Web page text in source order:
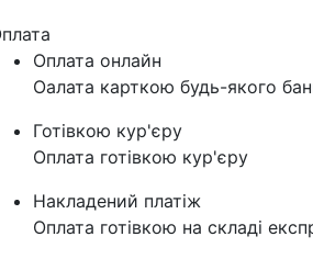
Оплата онлайн
Оалата карткою будь-якого
Готівкою кур'єру
Оплата готівкою кур'єру
Накладений платіж
Оплата готівкою на складі